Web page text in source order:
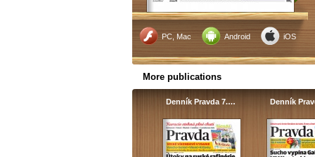
PC, Mac Android iOS
More publications
Denník Pravda 7.… Denník